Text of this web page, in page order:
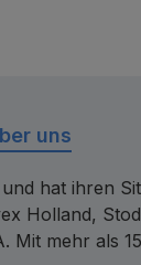
uns
hat ihren
Holland,
mehr als